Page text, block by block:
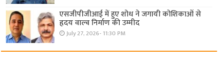
एसजीपीजीआई में हुए शोध ने जगायी कोशिकाओं से
हृदय वाल्व निर्माण की उम्मीद
July 27, 2026- 11:30 PM